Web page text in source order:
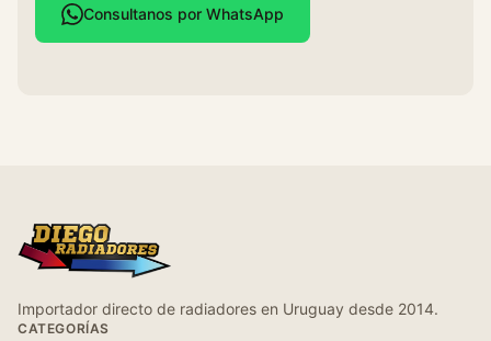
Consultanos por WhatsApp
Importador directo de radiadores en Uruguay desde 2014.
CATEGORÍAS